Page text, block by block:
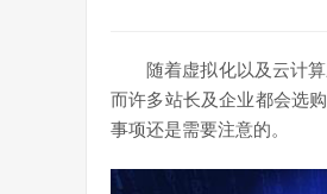
随着虚拟化以及云计
而许多站长及企业都会选
事项还是需要注意的。